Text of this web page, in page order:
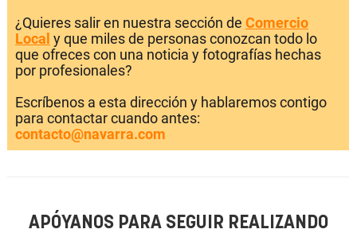
¿Quieres salir en nuestra sección de Comercio
Local y que miles de personas conozcan todo lo
que ofreces con una noticia y fotografías hechas
por profesionales?
Escríbenos a esta dirección y hablaremos contigo
para contactar cuando antes:
contacto@navarra.com
APÓYANOS PARA SEGUIR REALIZANDO